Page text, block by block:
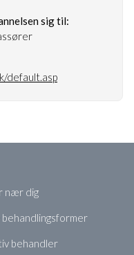
sig til:
default.asp
nær dig
behandler